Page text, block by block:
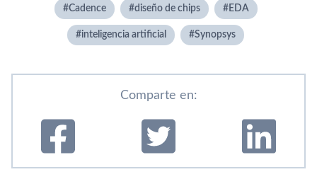
Cadence diseño de chips EDA
inteligencia artificial Synopsys
Comparte en: